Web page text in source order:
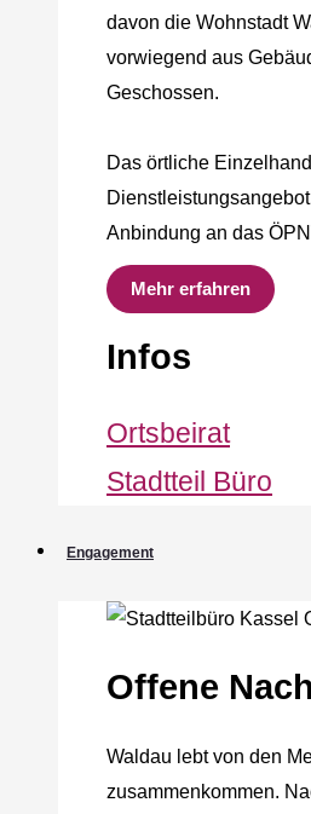
davon die Wohnstadt
vorwiegend aus
Geschossen.
Das örtliche
Anbindung an das
Mehr erfahren
Infos
Ortsbeirat
Stadtteil Büro
Engagement
Offene
Waldau lebt von den
zusammenkommen.